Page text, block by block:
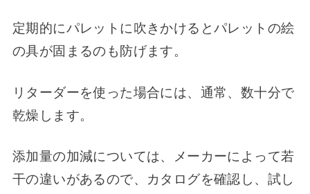
定期的にパレットに吹きかけるとパレットの絵
の具が固まるのも防げます。
リターダーを使った場合には、通常、数十分で
乾燥します。
添加量の加減については、メーカーによって若
干の違いがあるので、カタログを確認し、試し